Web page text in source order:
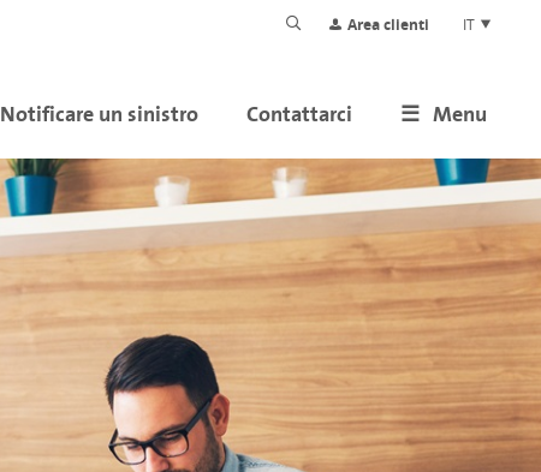
Area clienti IT
Menu
Contattarci
Notificare un sinistro